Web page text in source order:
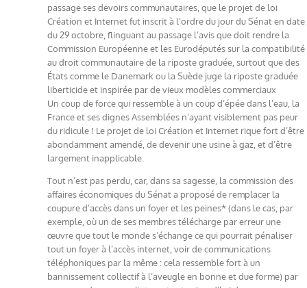
passage ses devoirs communautaires, que le projet de loi
Création et Internet fut inscrit à l’ordre du jour du Sénat en date
du 29 octobre, flinguant au passage l’avis que doit rendre la
Commission Européenne et les Eurodéputés sur la compatibilité
au droit communautaire de la riposte graduée, surtout que des
États comme le Danemark ou la Suède juge la riposte graduée
liberticide et inspirée par de vieux modèles commerciaux
Un coup de force qui ressemble à un coup d’épée dans l’eau, la
France et ses dignes Assemblées n’ayant visiblement pas peur
du ridicule ! Le projet de loi Création et Internet rique fort d’être
abondamment amendé, de devenir une usine à gaz, et d’être
largement inapplicable.
Tout n’est pas perdu, car, dans sa sagesse, la commission des
affaires économiques du Sénat a proposé de remplacer la
coupure d’accès dans un foyer et les peines* (dans le cas, par
exemple, où un de ses membres télécharge par erreur une
œuvre que tout le monde s’échange ce qui pourrait pénaliser
tout un foyer à l’accès internet, voir de communications
téléphoniques par la même : cela ressemble fort à un
bannissement collectif à l’aveugle en bonne et due forme) par